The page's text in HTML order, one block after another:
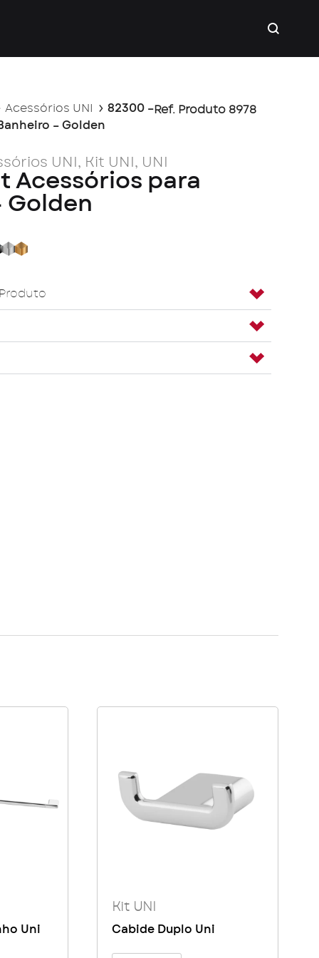
Acessórios UNI
82300 –
– Golden
Ref. Produto 8978
UNI , Kit UNI , UNI
Acessórios para
Golden
Carbon
Cromada
Uni
Kit UNI
Cabide Duplo Uni